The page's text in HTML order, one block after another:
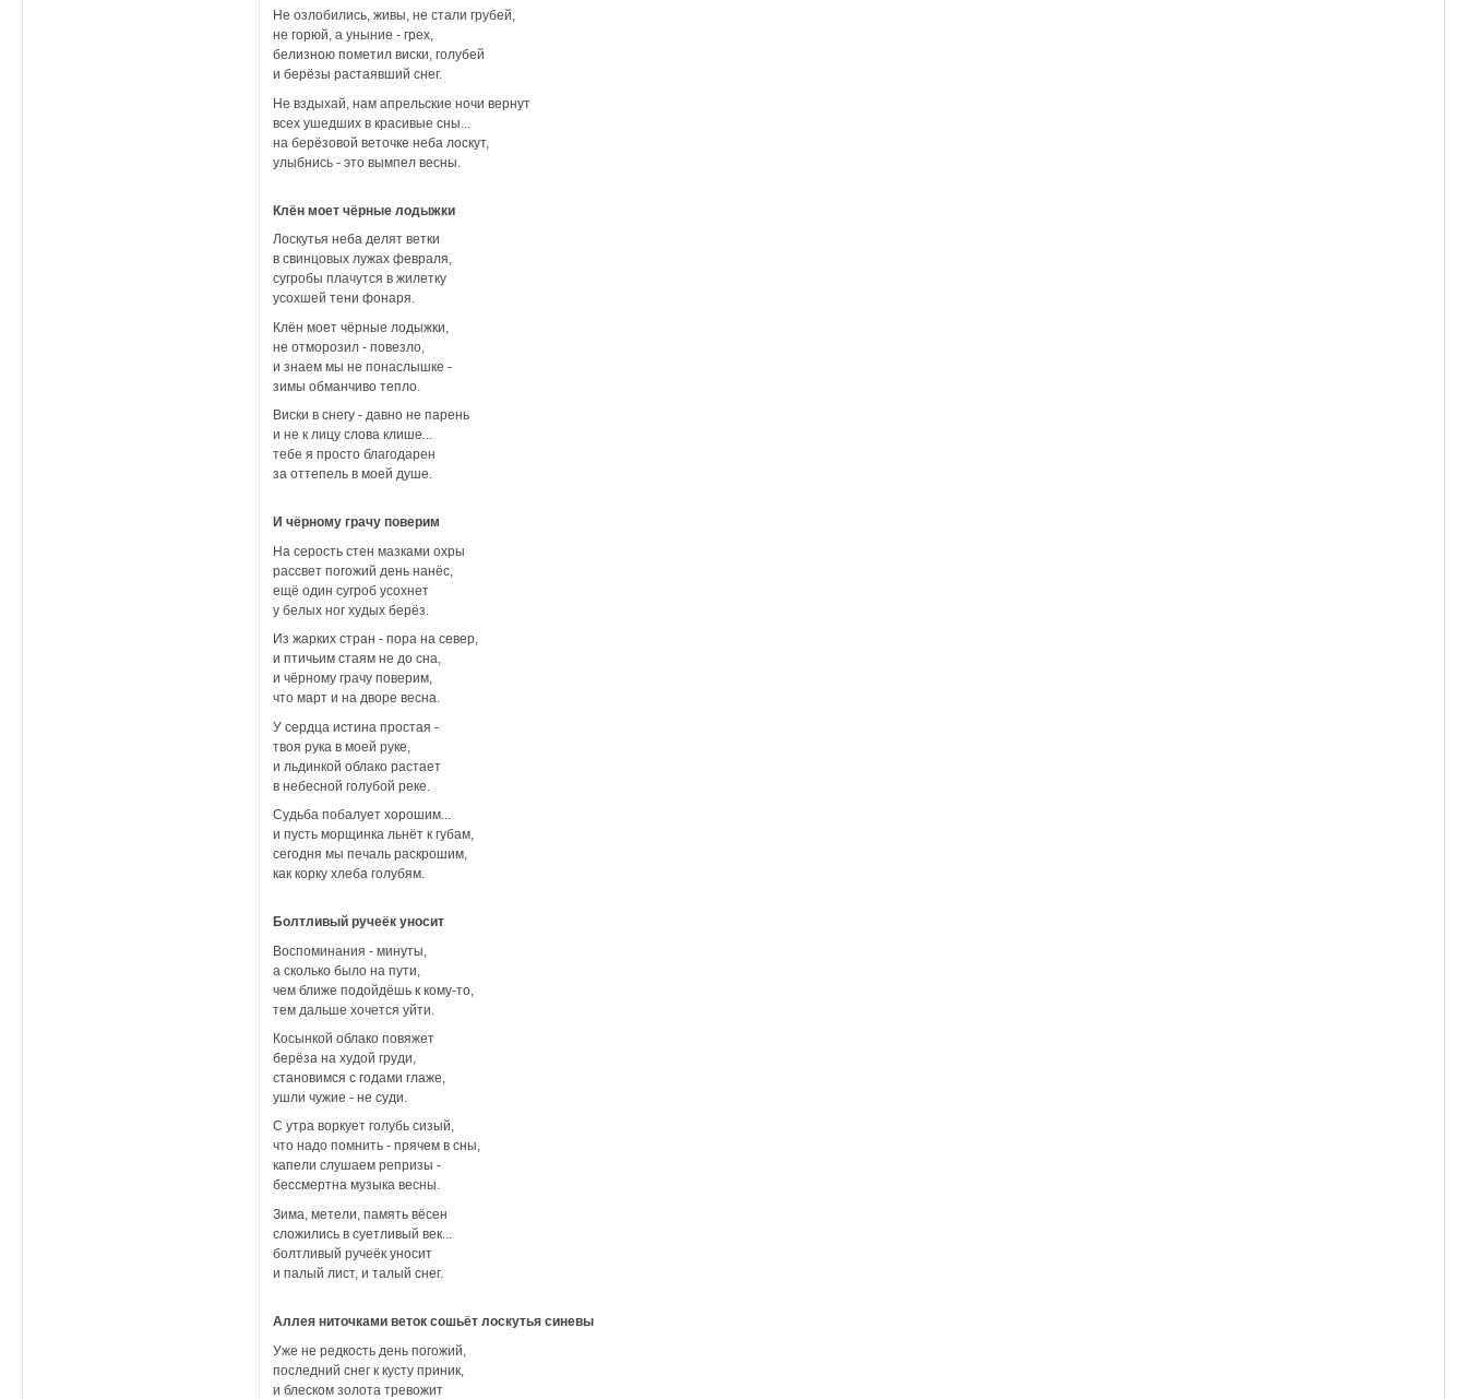
Не озлобились, живы, не стали грубей,
не горюй, а уныние - грех,
белизною пометил виски, голубей
и берёзы растаявший снег.
Не вздыхай, нам апрельские ночи вернут
всех ушедших в красивые сны...
на берёзовой веточке неба лоскут,
улыбнись - это вымпел весны.
Клён моет чёрные лодыжки
Лоскутья неба делят ветки
в свинцовых лужах февраля,
сугробы плачутся в жилетку
усохшей тени фонаря.
Клён моет чёрные лодыжки,
не отморозил - повезло,
и знаем мы не понаслышке -
зимы обманчиво тепло.
Виски в снегу - давно не парень
и не к лицу слова клише...
тебе я просто благодарен
за оттепель в моей душе.
И чёрному грачу поверим
На серость стен мазками охры
рассвет погожий день нанёс,
ещё один сугроб усохнет
у белых ног худых берёз.
Из жарких стран - пора на север,
и птичьим стаям не до сна,
и чёрному грачу поверим,
что март и на дворе весна.
У сердца истина простая -
твоя рука в моей руке,
и льдинкой облако растает
в небесной голубой реке.
Судьба побалует хорошим...
и пусть морщинка льнёт к губам,
сегодня мы печаль раскрошим,
как корку хлеба голубям.
Болтливый ручеёк уносит
Воспоминания - минуты,
а сколько было на пути,
чем ближе подойдёшь к кому-то,
тем дальше хочется уйти.
Косынкой облако повяжет
берёза на худой груди,
становимся с годами глаже,
ушли чужие - не суди.
С утра воркует голубь сизый,
что надо помнить - прячем в сны,
капели слушаем репризы -
бессмертна музыка весны.
Зима, метели, память вёсен
сложились в суетливый век...
болтливый ручеёк уносит
и палый лист, и талый снег.
Аллея ниточками веток сошьёт лоскутья синевы
Уже не редкость день погожий,
последний снег к кусту приник,
и блеском золота тревожит